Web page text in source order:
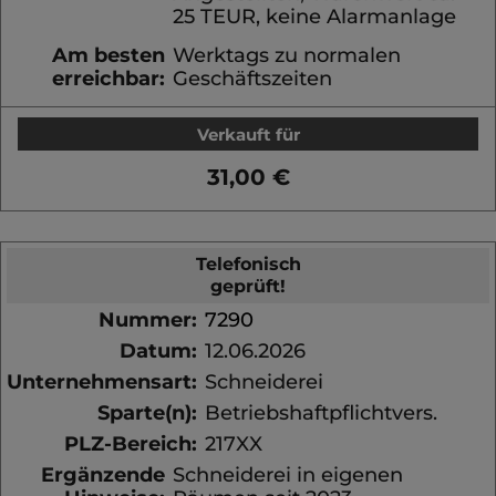
25 TEUR, keine Alarmanlage
Am besten
erreichbar:
Werktags zu normalen
Geschäftszeiten
Verkauft für
31,00 €
Telefonisch
geprüft!
Nummer: 7290
Datum: 12.06.2026
Unternehmensart: Schneiderei
Sparte(n): Betriebshaftpflichtvers.
PLZ-Bereich: 217XX
Ergänzende Schneiderei in eigenen